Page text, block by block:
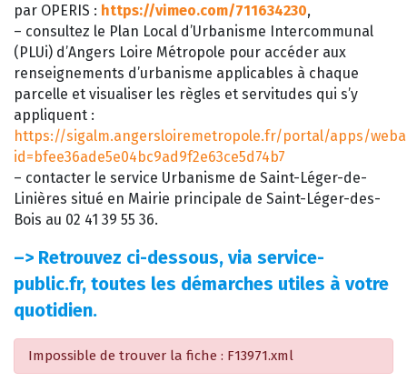
par OPERIS : https://vimeo.com/711634230,
– consultez le Plan Local d’Urbanisme Intercommunal
(PLUi) d’Angers Loire Métropole pour accéder aux
renseignements d’urbanisme applicables à chaque
parcelle et visualiser les règles et servitudes qui s’y
appliquent :
https://sigalm.angersloiremetropole.fr/portal/apps/
id=bfee36ade5e04bc9ad9f2e63ce5d74b7
– contacter le service Urbanisme de Saint-Léger-de-
Linières situé en Mairie principale de Saint-Léger-des-
Bois au 02 41 39 55 36.
–> Retrouvez ci-dessous, via service-
public.fr, toutes les démarches utiles à votre
quotidien.
Impossible de trouver la fiche : F13971.xml